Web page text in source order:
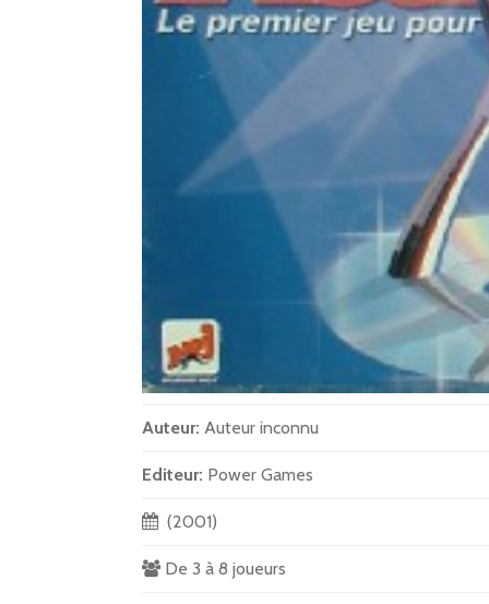
Auteur: Auteur inconnu
Editeur: Power Games
(2001)
De 3 à 8 joueurs